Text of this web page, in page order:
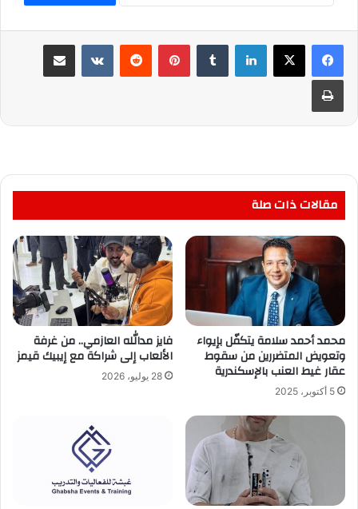
لينكدإن بينتيريست مشاركة عبر البريد
طباعة
مقالات ذات صلة
محمد أحمد سلامة يتكفّل بإيواء
وتعويض المتضررين من سقوط
عقار غيط العنب بالإسكندرية
5 أكتوبر، 2025
فايز مدالله العازمي.. من غرفة
الألعاب إلى شراكة مع إيبيك قيمز
28 يوليو، 2026